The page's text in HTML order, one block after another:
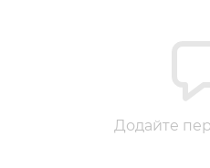
Додайте